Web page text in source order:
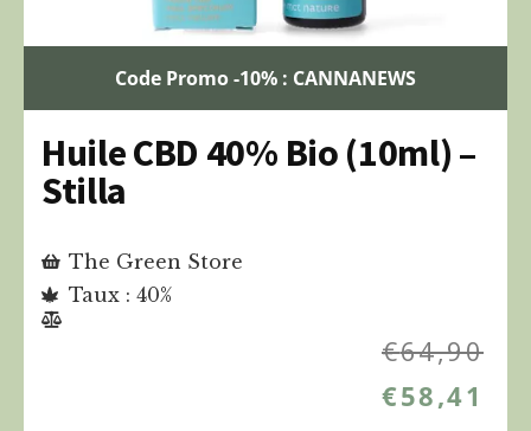
Code Promo -10% : CANNANEWS
Huile CBD 40% Bio (10ml) –
Stilla
The Green Store
Taux : 40%
€64,90
€58,41